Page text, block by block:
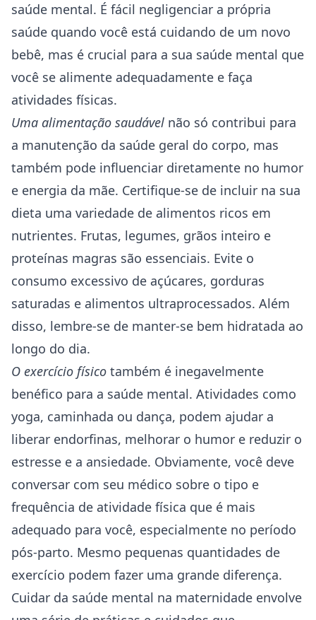
saúde mental. É fácil negligenciar a própria
saúde quando você está cuidando de um novo
bebê, mas é crucial para a sua saúde mental que
você se alimente adequadamente e faça
atividades físicas.
Uma alimentação saudável não só contribui para
a manutenção da saúde geral do corpo, mas
também pode influenciar diretamente no humor
e energia da mãe. Certifique-se de incluir na sua
dieta uma variedade de alimentos ricos em
nutrientes. Frutas, legumes, grãos inteiro e
proteínas magras são essenciais. Evite o
consumo excessivo de açúcares, gorduras
saturadas e alimentos ultraprocessados. Além
disso, lembre-se de manter-se bem hidratada ao
longo do dia.
O exercício físico também é inegavelmente
benéfico para a saúde mental. Atividades como
yoga, caminhada ou dança, podem ajudar a
liberar endorfinas, melhorar o humor e reduzir o
estresse e a ansiedade. Obviamente, você deve
conversar com seu médico sobre o tipo e
frequência de atividade física que é mais
adequado para você, especialmente no período
pós-parto. Mesmo pequenas quantidades de
exercício podem fazer uma grande diferença.
Cuidar da saúde mental na maternidade envolve